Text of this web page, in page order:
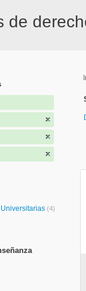
de
(4)